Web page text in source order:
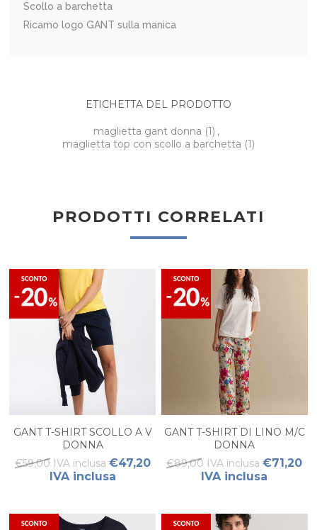
Scollo a barchetta
Ricamo logo GANT sulla manica
ETICHETTA DEL PRODOTTO
maglietta gant donna (1) ,
maglietta top con scollo a barchetta (1)
PRODOTTI CORRELATI
GANT T-SHIRT SCOLLO A V
DONNA
€59,00 IVA inclusa €47,20
IVA inclusa
GANT T-SHIRT DI LINO M/C
DONNA
€89,00 IVA inclusa €71,20
IVA inclusa